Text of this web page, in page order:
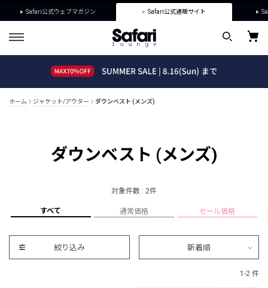
Safari公式ウェブマガジン Safari公式通販サイト
ホーム ジャケット/アウター ダウンベスト (メンズ)
ダウンベスト (メンズ)
対象件数 : 2件
すべて 通常価格 セール価格
絞り込み 新着順
1-2 件